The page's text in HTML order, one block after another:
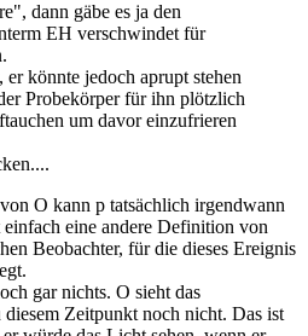
dann gäbe es ja den
EH verschwindet für
könnte jedoch aprupt stehen
Probekörper für ihn plötzlich
um davor einzufrieren
O kann p tatsächlich irgendwann
eine andere Definition von
Beobachter, für die dieses Ereignis
gar nichts. O sieht das
Zeitpunkt noch nicht. Das ist